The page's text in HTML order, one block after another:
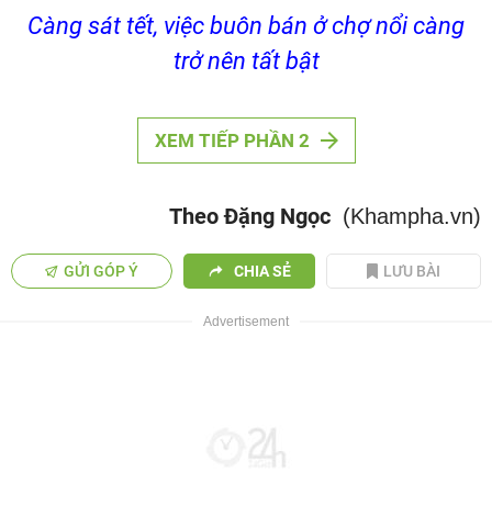
Càng sát tết, việc buôn bán ở chợ nổi càng
trở nên tất bật
XEM TIẾP PHẦN 2
Theo Đặng Ngọc (Khampha.vn)
GỬI GÓP Ý CHIA SẺ LƯU BÀI